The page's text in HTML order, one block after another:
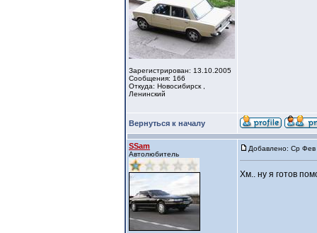
Зарегистрирован: 13.10.2005
Сообщения: 166
Откуда: Новосибирск ,
Ленинский
Вернуться к началу
SSam
Автолюбитель
Добавлено: Ср
Хм.. ну я готов